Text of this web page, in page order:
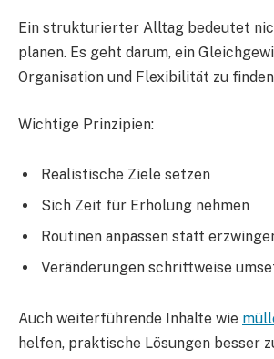
Ein strukturierter Alltag bedeutet
planen. Es geht darum, ein
Organisation und Flexibilität zu
Wichtige Prinzipien:
Realistische Ziele setzen
Sich Zeit für Erholung nehmen
Routinen anpassen statt
Veränderungen schrittweise
Auch weiterführende Inhalte wie
helfen, praktische Lösungen besser